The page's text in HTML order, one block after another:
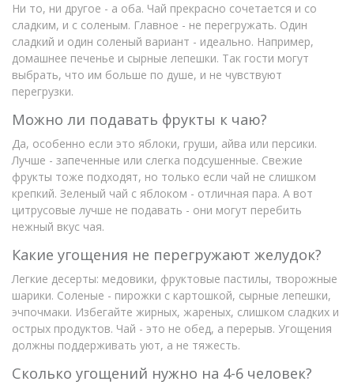
Ни то, ни другое - а оба. Чай прекрасно сочетается и со
сладким, и с соленым. Главное - не перегружать. Один
сладкий и один соленый вариант - идеально. Например,
домашнее печенье и сырные лепешки. Так гости могут
выбрать, что им больше по душе, и не чувствуют
перегрузки.
Можно ли подавать фрукты к чаю?
Да, особенно если это яблоки, груши, айва или персики.
Лучше - запеченные или слегка подсушенные. Свежие
фрукты тоже подходят, но только если чай не слишком
крепкий. Зеленый чай с яблоком - отличная пара. А вот
цитрусовые лучше не подавать - они могут перебить
нежный вкус чая.
Какие угощения не перегружают желудок?
Легкие десерты: медовики, фруктовые пастилы, творожные
шарики. Соленые - пирожки с картошкой, сырные лепешки,
эчпочмаки. Избегайте жирных, жареных, слишком сладких и
острых продуктов. Чай - это не обед, а перерыв. Угощения
должны поддерживать уют, а не тяжесть.
Сколько угощений нужно на 4-6 человек?